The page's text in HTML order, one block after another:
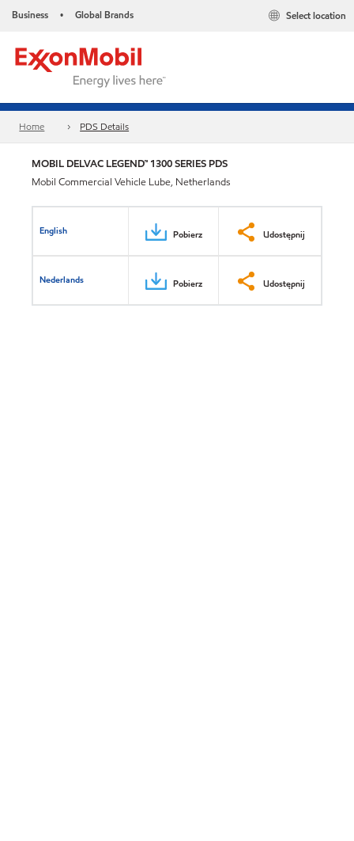
Business • Global Brands Select location
Home PDS Details
MOBIL DELVAC LEGEND™ 1300 SERIES PDS
Mobil Commercial Vehicle Lube, Netherlands
English Pobierz Udostępnij
Nederlands Pobierz Udostępnij